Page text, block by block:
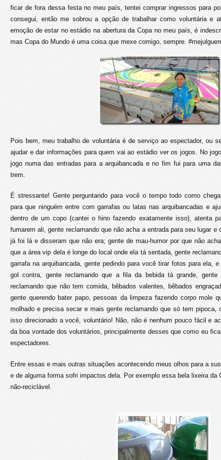
ficar de fora dessa festa no meu país, tentei comprar ingressos para
consegui, então me sobrou a opção de trabalhar como voluntária e
emoção de estar no estádio na abertura da Copa no meu país, é
mas Copa do Mundo é uma coisa que mexe comigo, sempre.
Pois bem, meu trabalho de voluntária é de serviço ao espectador, ou
ajudar e dar informações para quem vai ao estádio ver os jogos. No
jogo numa das entradas para a arquibancada e no fim fui para uma
trem.
É stressante! Gente perguntando para você o tempo todo como
para que ninguém entre com garrafas ou latas nas arquibancadas e
dentro de um copo (cantei o hino fazendo exatamente isso), atenta
fumarem ali, gente reclamando que não acha a entrada para seu lugar e
já foi lá e disseram que não era; gente de mau-humor por que não
que a área vip dela é longe do local onde ela tá sentada, gente
garrafa na arquibancada, gente pedindo para você tirar fotos para ela,
gol contra, gente reclamando que a fila da bebida tá grande, gente
reclamando que não tem comida, bêbados valentes, bêbados
gente querendo bater papo, pessoas da limpeza fazendo corpo mole
molhado e precisa secar e mais gente reclamando que só tem pipoca,
isso direcionado a você, voluntário! Não, não é nenhum pouco fácil e
da boa vontade dos voluntários, principalmente desses que como eu
espectadores.
Entre essas e mais outras situações acontecendo meus olhos para a
e de alguma forma sofri impactos dela. Por exemplo essa bela lixeira da
não-reciclável.